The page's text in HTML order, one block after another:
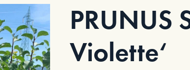
PRUNUS
Violette‘